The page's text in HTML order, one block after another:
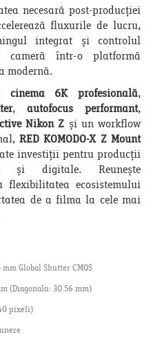
necesară post-producției
fluxurile de lucru,
integrat și controlul
cameră într-o platformă
modernă.
cinema 6K profesională,
, autofocus performant,
Nikon Z și un workflow
RED KOMODO-X Z Mount
investiții pentru producții
și digitale. Reunește
flexibilitatea ecosistemului
de a filma la cele mai
mm Global Shutter CMOS
(Diagonala: 30.56 mm)
pixeli)